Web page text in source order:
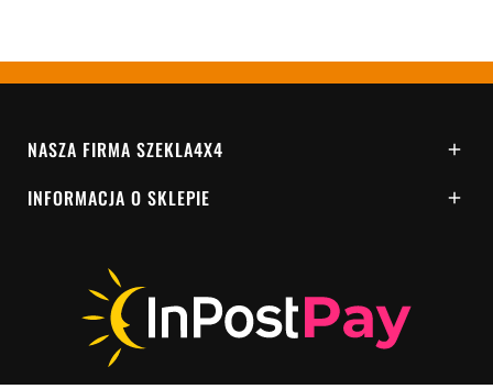
NASZA FIRMA SZEKLA4X4 
INFORMACJA O SKLEPIE 